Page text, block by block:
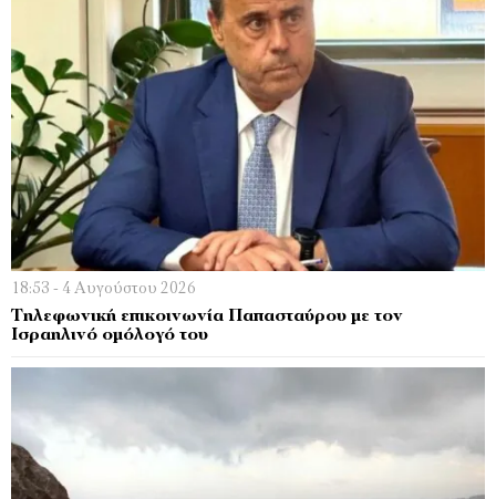
18:53 - 4 Αυγούστου 2026
Τηλεφωνική επικοινωνία Παπασταύρου με τον
Ισραηλινό ομόλογό του